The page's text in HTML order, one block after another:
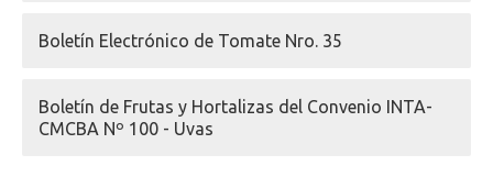
Boletín Electrónico de Tomate Nro. 35
Boletín de Frutas y Hortalizas del Convenio INTA-
CMCBA Nº 100 - Uvas